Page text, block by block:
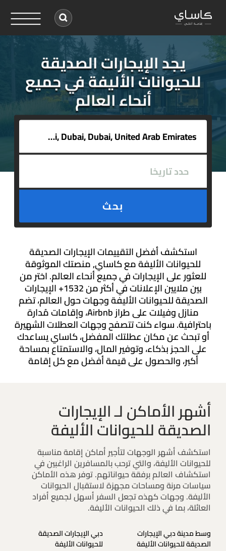
يجد الإيجارات الصديقة
للحيوانات الأليفة في جميع
أنحاء العالم
استكشف أفضل التقييمات الإيجارات الصديقة
للحيوانات الأليفة مع كاساي, منصتك الموثوقة
للعثور على الإيجارات في جميع أنحاء العالم. اختر من
بين ملايين الإعلانات في أكثر من 1532+ الإيجارات
الصديقة للحيوانات الأليفة وجهات حول العالم، تضم
منازل وفيلات على طراز Airbnb، وإقامات مُدارة
باحترافية. سواء كنت تتصفح وجهات العطلات الشهيرة
أو تبحث عن مكان عطلتك المفضل، كاساي يساعدك
على الحجز بذكاء، وتوفير المال، والاستمتاع بمساحة
أكبر، والحصول على قيمة أفضل مع كل إقامة
بحث
أشهر الأماكن لـ الإيجارات
الصديقة للحيوانات الأليفة
استكشف أشهر الوجهات لتأجير أماكن إقامة مناسبة
للحيوانات الأليفة، والتي ترحب بالمسافرين الراغبين في
استكشاف العالم برفقة حيواناتهم. توفر هذه الأماكن
سياسات مرنة ومساحات مجهزة لاستقبال الحيوانات
الأليفة. وجهات كهذه تجعل السفر أسهل لجميع أفراد
العائلة، بما في ذلك الحيوانات الأليفة.
وسط مدينة دبي الإيجارات
الصديقة للحيوانات الأليفة
دبي الإيجارات الصديقة
للحيوانات الأليفة